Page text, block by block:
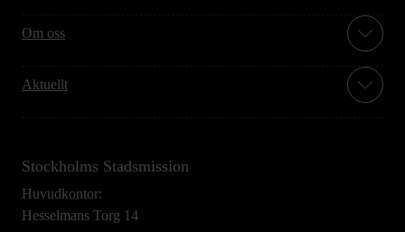
Om oss
Aktuellt
Stockholms Stadsmission
Huvudkontor:
Hesselmans Torg 14